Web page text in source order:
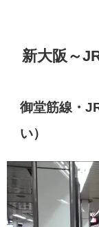
新大阪～
御堂筋線・
い）